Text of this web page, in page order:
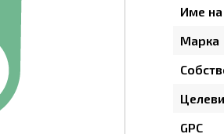
Име
Марка
GPC